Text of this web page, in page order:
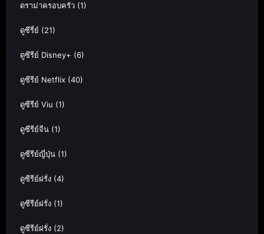
ดราม่าครอบครัว (1)
ดูซีรี่ย์ (21)
ดูซีรีย์ Disney+ (6)
ดูซีรีย์ Netflix (40)
ดูซีรีย์ Viu (1)
ดูซีรีย์จีน (1)
ดูซีรีย์ญี่ปุ่น (1)
ดูซีรีย์ฝรั่ง (4)
ดูซีรีย์ฝรั่ง (1)
ดูซีรีย์ฝรั่ง (2)